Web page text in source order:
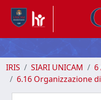
IRIS SIARI UNICAM
6
6.16 Organizzazione